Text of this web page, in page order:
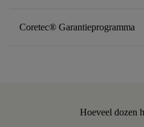
Coretec® Garantieprogramma
Hoeveel dozen